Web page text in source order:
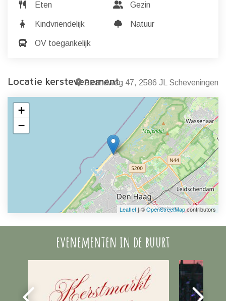
Eten Gezin
Kindvriendelijk Natuur
OV toegankelijk
Locatie kerstevenementStrandweg 47, 2586 JL Scheveningen
+
−
Leaflet | ©OpenStreetMapcontributors
evenementen in de buurt